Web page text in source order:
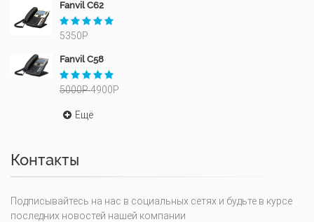
Fanvil C62
5350Р
Fanvil C58
5000Р4900Р
Ещё
Контакты
Подписывайтесь на нас в социальных сетях и будьте в курсе
последних новостей нашей компании